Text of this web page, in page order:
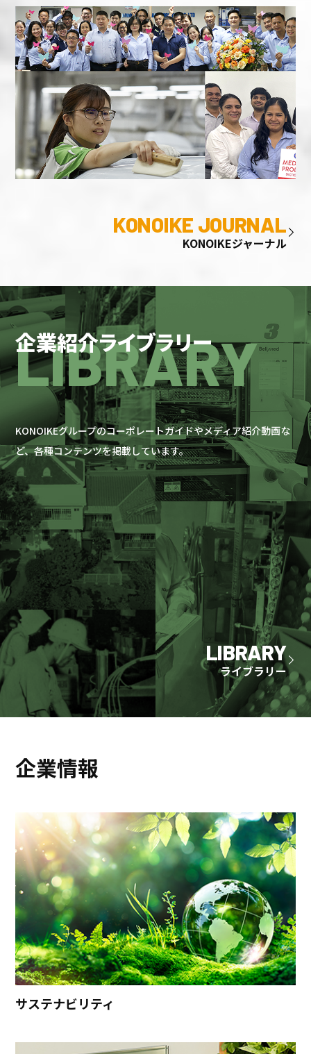
KONOIKE JOURNAL
KONOIKEジャーナル
企業紹介ライブラリー
LIBRARY
KONOIKEグループのコーポレートガイドやメディア紹介動画な
ど、各種コンテンツを掲載しています。
LIBRARY
ライブラリー
企業情報
サステナビリティ